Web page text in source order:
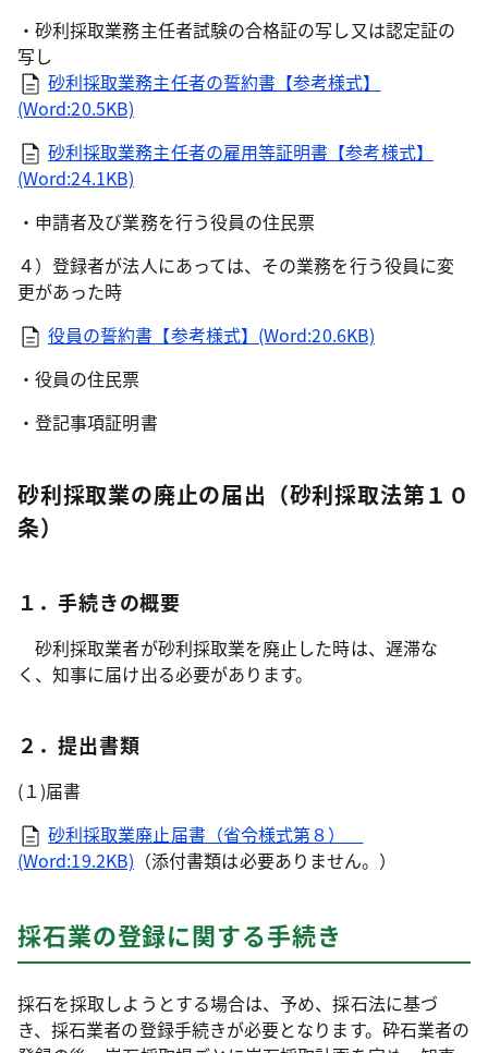
・砂利採取業務主任者試験の合格証の写し又は認定証の
写し
砂利採取業務主任者の誓約書【参考様式】
(Word:20.5KB)
砂利採取業務主任者の雇用等証明書【参考様式】
(Word:24.1KB)
・申請者及び業務を行う役員の住民票
４）登録者が法人にあっては、その業務を行う役員に変
更があった時
役員の誓約書【参考様式】(Word:20.6KB)
・役員の住民票
・登記事項証明書
砂利採取業の廃止の届出（砂利採取法第１０
条）
１．手続きの概要
砂利採取業者が砂利採取業を廃止した時は、遅滞な
く、知事に届け出る必要があります。
２．提出書類
(１)届書
砂利採取業廃止届書（省令様式第８）
(Word:19.2KB) （添付書類は必要ありません。）
採石業の登録に関する手続き
採石を採取しようとする場合は、予め、採石法に基づ
き、採石業者の登録手続きが必要となります。砕石業者の